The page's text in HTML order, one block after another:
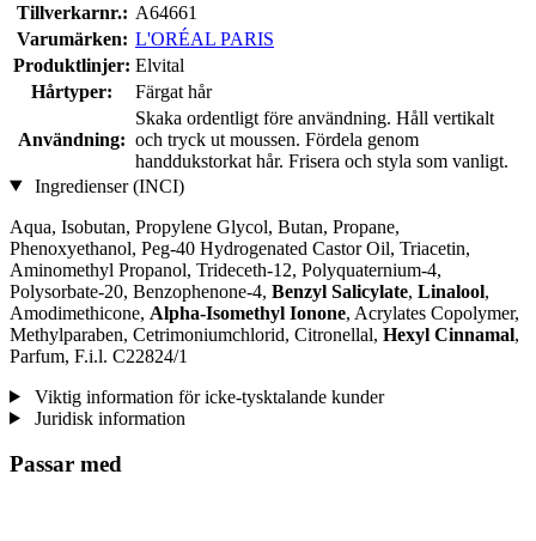
Tillverkarnr.: A64661
Varumärken: L'ORÉAL PARIS
Produktlinjer: Elvital
Hårtyper:
Färgat hår
Användning:
Skaka ordentligt före användning. Håll vertikalt
och tryck ut moussen. Fördela genom
handdukstorkat hår. Frisera och styla som vanligt.
Ingredienser (INCI)
Aqua, Isobutan, Propylene Glycol, Butan, Propane,
Phenoxyethanol, Peg-40 Hydrogenated Castor Oil, Triacetin,
Aminomethyl Propanol, Trideceth-12, Polyquaternium-4,
Polysorbate-20, Benzophenone-4, Benzyl Salicylate, Linalool,
Amodimethicone, Alpha-Isomethyl Ionone, Acrylates Copolymer,
Methylparaben, Cetrimoniumchlorid, Citronellal, Hexyl Cinnamal,
Parfum, F.i.l. C22824/1
Viktig information för icke-tysktalande kunder
Juridisk information
Passar med